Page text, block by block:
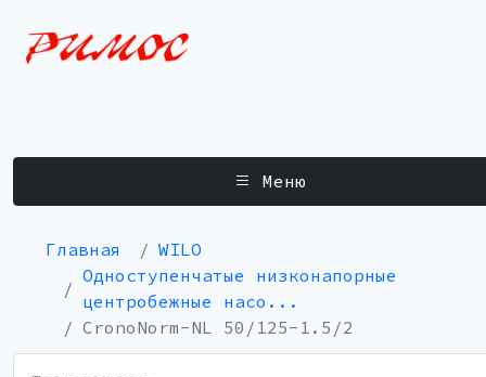
Меню
Главная
WILO
Одноступенчатые низконапорные
центробежные насо...
CronoNorm-NL 50/125-1.5/2